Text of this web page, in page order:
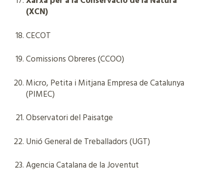
(XCN)
CECOT
Comissions Obreres (CCOO)
Micro, Petita i Mitjana Empresa de Catalunya
(PIMEC)
Observatori del Paisatge
Unió General de Treballadors (UGT)
Agencia Catalana de la Joventut